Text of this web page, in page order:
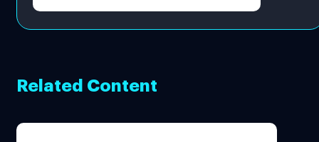
Related Content